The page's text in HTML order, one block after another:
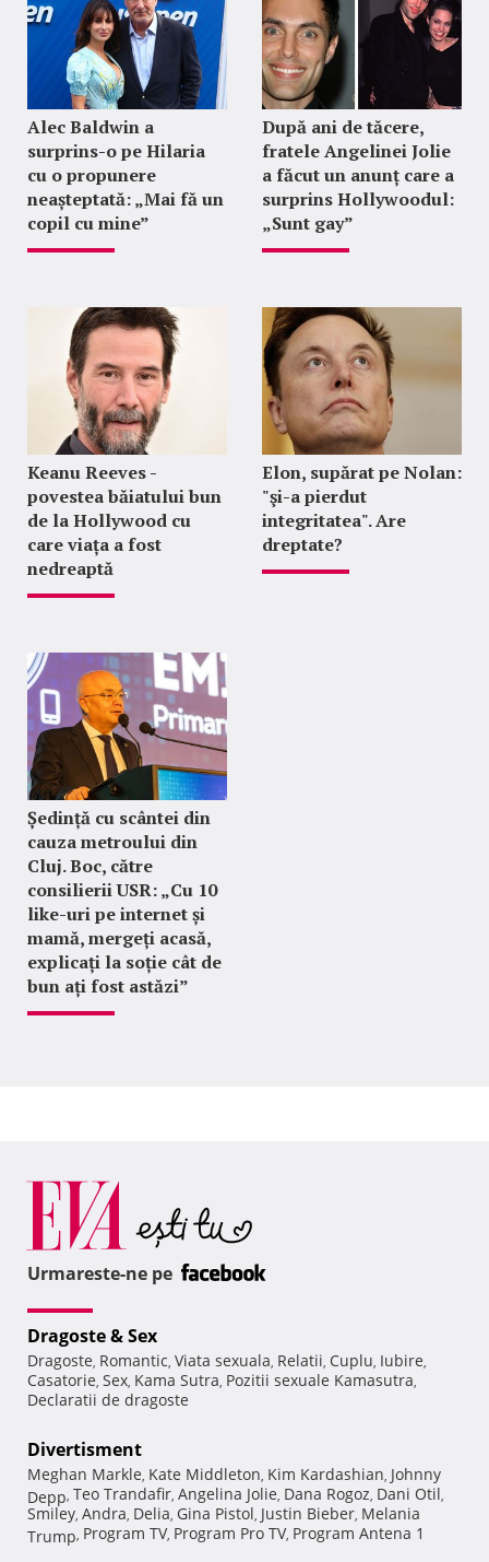
Alec Baldwin a
surprins-o pe Hilaria
cu o propunere
neașteptată: „Mai fă un
copil cu mine”
După ani de tăcere,
fratele Angelinei Jolie
a făcut un anunț care a
surprins Hollywoodul:
„Sunt gay”
Keanu Reeves -
povestea băiatului bun
de la Hollywood cu
care viața a fost
nedreaptă
Elon, supărat pe Nolan:
"şi-a pierdut
integritatea". Are
dreptate?
Ședință cu scântei din
cauza metroului din
Cluj. Boc, către
consilierii USR: „Cu 10
like-uri pe internet și
mamă, mergeți acasă,
explicați la soție cât de
bun ați fost astăzi”
Urmareste-ne pe
Dragoste & Sex
Dragoste, Romantic, Viata sexuala, Relatii, Cuplu, Iubire,
Casatorie, Sex, Kama Sutra, Pozitii sexuale Kamasutra,
Declaratii de dragoste
Divertisment
Meghan Markle, Kate Middleton, Kim Kardashian, Johnny
Depp, Teo Trandafir, Angelina Jolie, Dana Rogoz, Dani Otil,
Smiley, Andra, Delia, Gina Pistol, Justin Bieber, Melania
Trump, Program TV, Program Pro TV, Program Antena 1